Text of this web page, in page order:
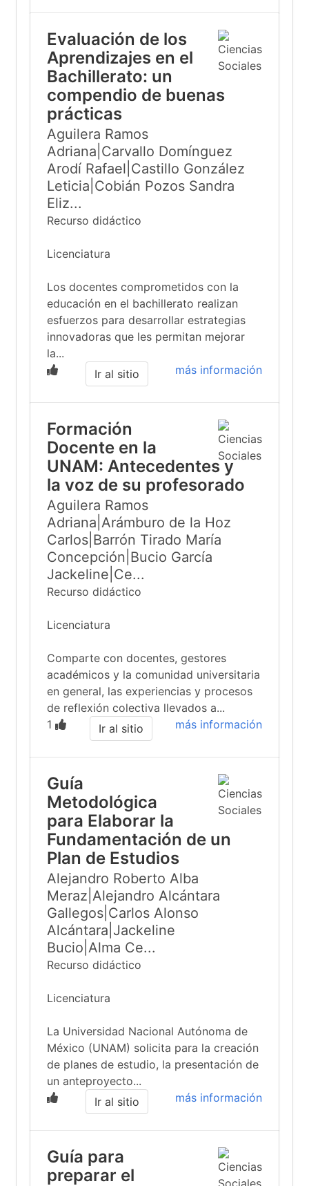
Evaluación de los
Aprendizajes en el
Bachillerato: un
compendio de buenas
prácticas
Aguilera Ramos
Adriana|Carvallo Domínguez
Arodí Rafael|Castillo González
Leticia|Cobián Pozos Sandra
Eliz...
Recurso didáctico
Licenciatura
Los docentes comprometidos con la
educación en el bachillerato realizan
esfuerzos para desarrollar estrategias
innovadoras que les permitan mejorar
la...
más información
Ir al sitio
Formación
Docente en la
UNAM: Antecedentes y
la voz de su profesorado
Aguilera Ramos
Adriana|Arámburo de la Hoz
Carlos|Barrón Tirado María
Concepción|Bucio García
Jackeline|Ce...
Recurso didáctico
Licenciatura
Comparte con docentes, gestores
académicos y la comunidad universitaria
en general, las experiencias y procesos
de reflexión colectiva llevados a...
1
más información
Ir al sitio
Guía
Metodológica
para Elaborar la
Fundamentación de un
Plan de Estudios
Alejandro Roberto Alba
Meraz|Alejandro Alcántara
Gallegos|Carlos Alonso
Alcántara|Jackeline
Bucio|Alma Ce...
Recurso didáctico
Licenciatura
La Universidad Nacional Autónoma de
México (UNAM) solicita para la creación
de planes de estudio, la presentación de
un anteproyecto...
más información
Ir al sitio
Guía para
preparar el